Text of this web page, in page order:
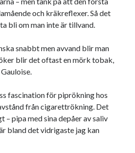
och kräkreflexer. Så det
bli om man inte är tillvand.
snabbt men avvand blir man
blir det oftast en mörk tobak,
fascination för piprökning hos
från cigarettrökning. Det
pipa med sina depåer av saliv
bland det vidrigaste jag kan